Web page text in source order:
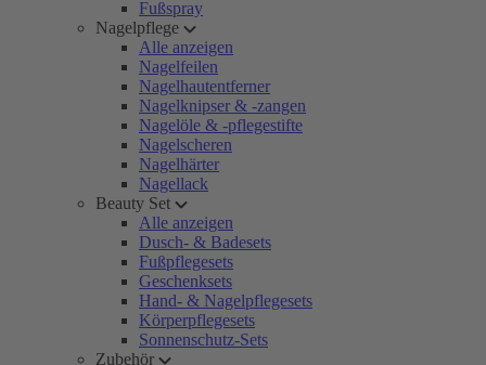
Fußspray
Nagelpflege
Alle anzeigen
Nagelfeilen
Nagelhautentferner
Nagelknipser & -zangen
Nagelöle & -pflegestifte
Nagelscheren
Nagelhärter
Nagellack
Beauty Set
Alle anzeigen
Dusch- & Badesets
Fußpflegesets
Geschenksets
Hand- & Nagelpflegesets
Körperpflegesets
Sonnenschutz-Sets
Zubehör